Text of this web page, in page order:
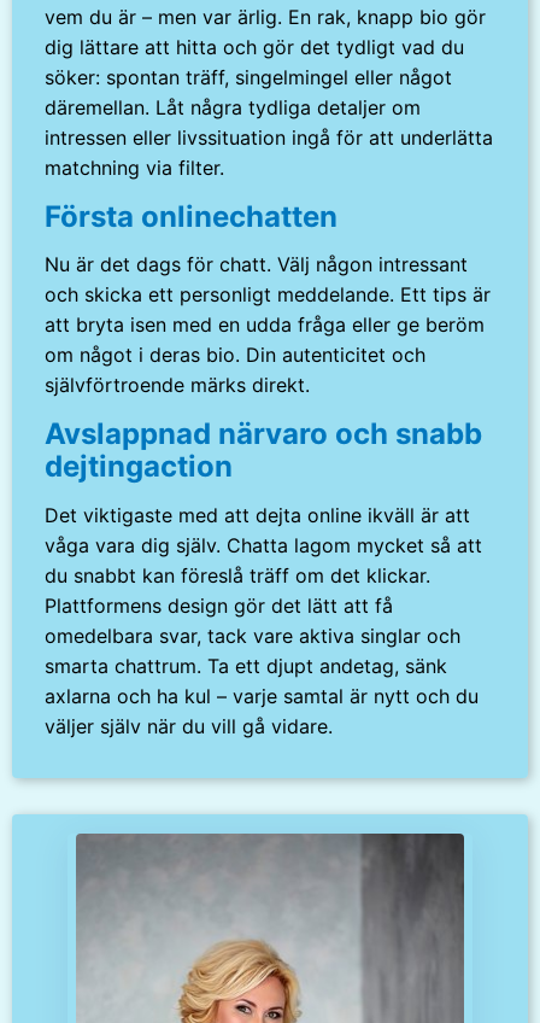
vem du är – men var ärlig. En rak, knapp bio gör
dig lättare att hitta och gör det tydligt vad du
söker: spontan träff, singelmingel eller något
däremellan. Låt några tydliga detaljer om
intressen eller livssituation ingå för att underlätta
matchning via filter.
Första onlinechatten
Nu är det dags för chatt. Välj någon intressant
och skicka ett personligt meddelande. Ett tips är
att bryta isen med en udda fråga eller ge beröm
om något i deras bio. Din autenticitet och
självförtroende märks direkt.
Avslappnad närvaro och snabb
dejtingaction
Det viktigaste med att dejta online ikväll är att
våga vara dig själv. Chatta lagom mycket så att
du snabbt kan föreslå träff om det klickar.
Plattformens design gör det lätt att få
omedelbara svar, tack vare aktiva singlar och
smarta chattrum. Ta ett djupt andetag, sänk
axlarna och ha kul – varje samtal är nytt och du
väljer själv när du vill gå vidare.